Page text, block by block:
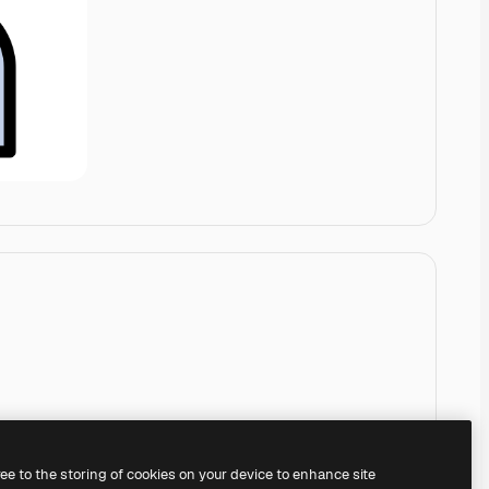
to the storing of cookies on your device to enhance site